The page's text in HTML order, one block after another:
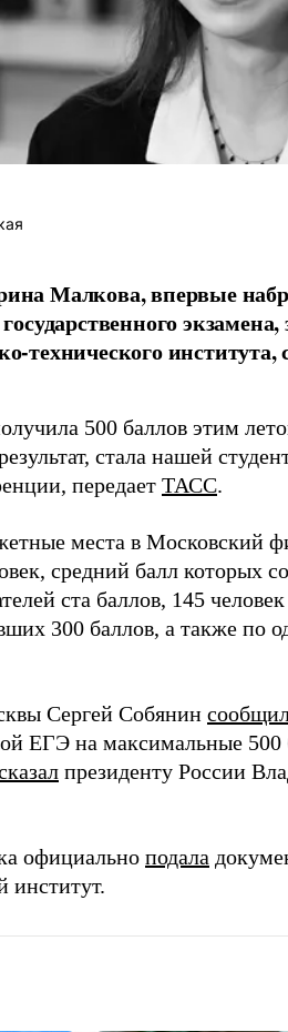
Малкова, впервые
технического
500 баллов этим
стала нашей
передает ТАСС.
места в Московский
средний балл которых
ста баллов, 145
300 баллов, а также по
Сергей Собянин
ЕГЭ на максимальные
президенту России
официально подала
институт.